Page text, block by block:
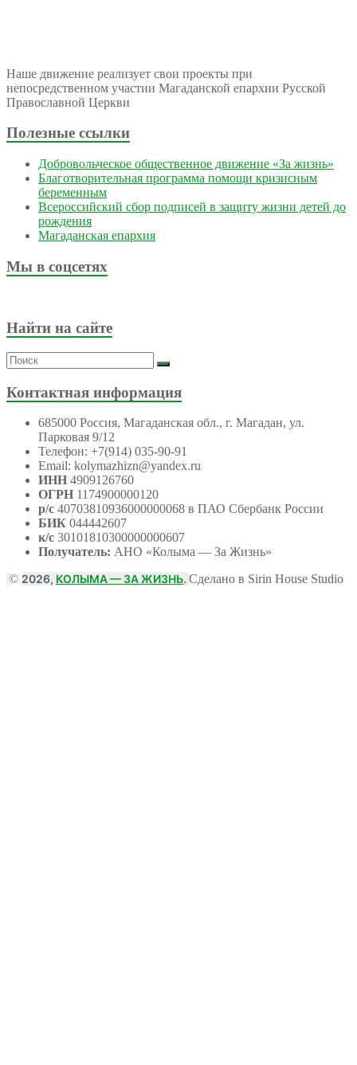
Наше движение реализует свои проекты при
непосредственном участии Магаданской епархии Русской
Православной Церкви
Полезные ссылки
Добровольческое общественное движение «За жизнь»
Благотворительная программа помощи кризисным
беременным
Всероссийский сбор подписей в защиту жизни детей до
рождения
Магаданская епархия
Мы в соцсетях
Найти на сайте
Контактная информация
685000 Россия, Магаданская обл., г. Магадан, ул.
Парковая 9/12
Телефон: +7(914) 035-90-91
Email: kolymazhizn@yandex.ru
ИНН 4909126760
ОГРН 1174900000120
р/с 40703810936000000068 в ПАО Сбербанк России
БИК 044442607
к/с 30101810300000000607
Получатель: АНО «Колыма — За Жизнь»
© 2026, КОЛЫМА — ЗА ЖИЗНЬ. Сделано в Sirin House Studio